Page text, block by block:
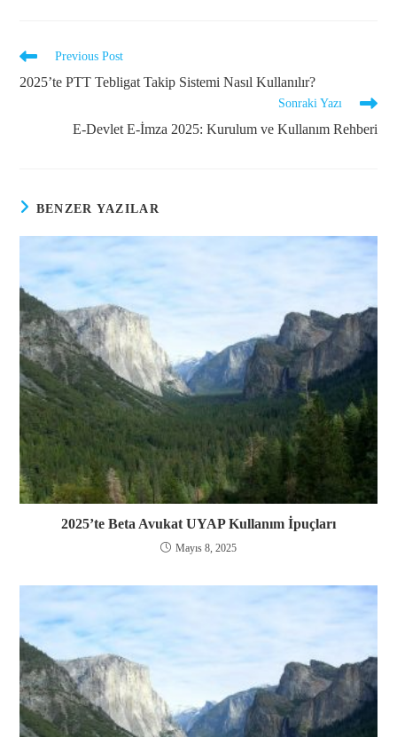
Previous Post
2025’te PTT Tebligat Takip Sistemi Nasıl Kullanılır?
Sonraki Yazı
E-Devlet E-İmza 2025: Kurulum ve Kullanım Rehberi
BENZER YAZILAR
2025’te Beta Avukat UYAP Kullanım İpuçları
Mayıs 8, 2025